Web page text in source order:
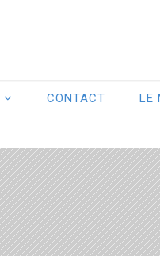
CONTACT LE